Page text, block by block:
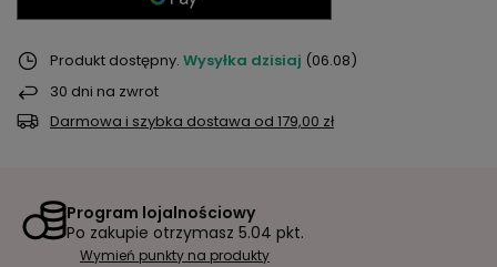
Produkt dostępny Wysyłka dzisiaj (06.08)
30 dni na zwrot
Darmowa i szybka dostawa od 179,00 zł
Program lojalnościowy
Po zakupie otrzymasz 5.04 pkt.
Wymień punkty na produkty